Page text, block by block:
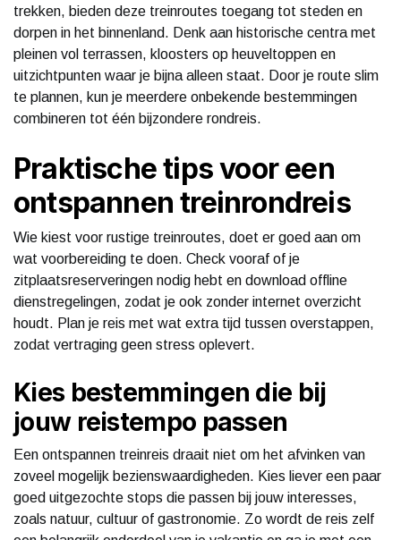
trekken, bieden deze treinroutes toegang tot steden en
dorpen in het binnenland. Denk aan historische centra met
pleinen vol terrassen, kloosters op heuveltoppen en
uitzichtpunten waar je bijna alleen staat. Door je route slim
te plannen, kun je meerdere onbekende bestemmingen
combineren tot één bijzondere rondreis.
Praktische tips voor een
ontspannen treinrondreis
Wie kiest voor rustige treinroutes, doet er goed aan om
wat voorbereiding te doen. Check vooraf of je
zitplaatsreserveringen nodig hebt en download offline
dienstregelingen, zodat je ook zonder internet overzicht
houdt. Plan je reis met wat extra tijd tussen overstappen,
zodat vertraging geen stress oplevert.
Kies bestemmingen die bij
jouw reistempo passen
Een ontspannen treinreis draait niet om het afvinken van
zoveel mogelijk bezienswaardigheden. Kies liever een paar
goed uitgezochte stops die passen bij jouw interesses,
zoals natuur, cultuur of gastronomie. Zo wordt de reis zelf